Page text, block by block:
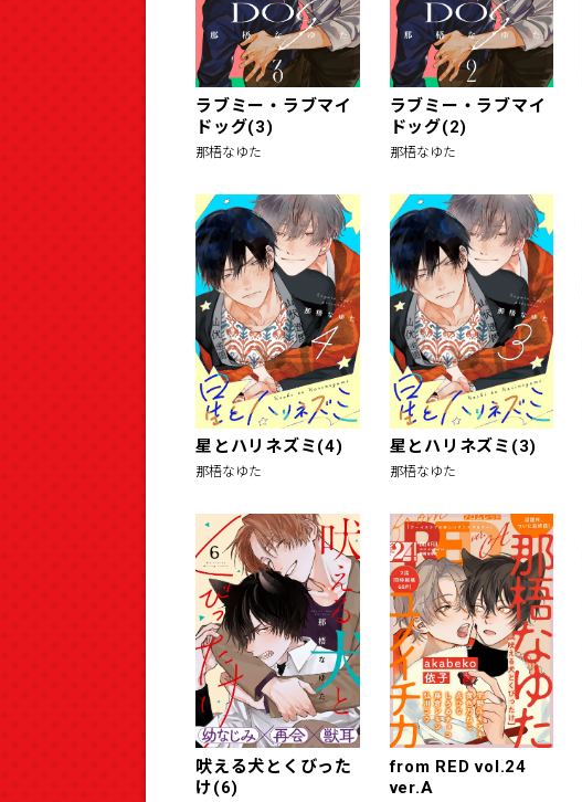
ラブミー・ラブマイ
ドッグ(3)
那梧なゆた
ラブミー・ラブマイ
ドッグ(2)
那梧なゆた
星とハリネズミ(4)
那梧なゆた
星とハリネズミ(3)
那梧なゆた
吠える犬とくびった
け(6)
from RED vol.24
ver.A